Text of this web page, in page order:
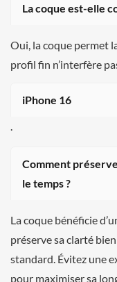
La coque est-elle
Oui, la coque permet
profil fin n’interfère
iPhone 16
Comment
le temps ?
La coque bénéficie
préserve sa clarté
standard. Évitez une
pour maximiser sa